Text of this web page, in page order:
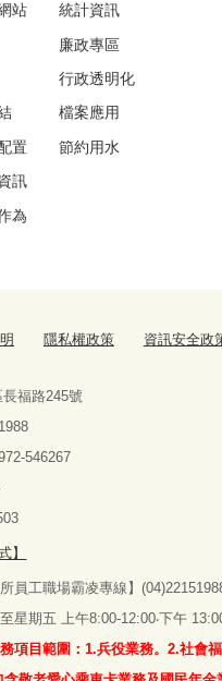
站
置
訊
為
統計資訊
廉政專區
行政透明化
檔案應用
節約用水
隱私權政策 資訊安全政
福路245號
546267
】
所員工職場霸凌專線】
星期五 上午8:00-12:00‧下午
項目範圍：1.兵役業務。2.社會福